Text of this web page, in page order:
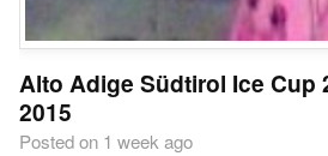
Alto Adige Südtirol Ice Cup
2015
Posted on 1 week ago